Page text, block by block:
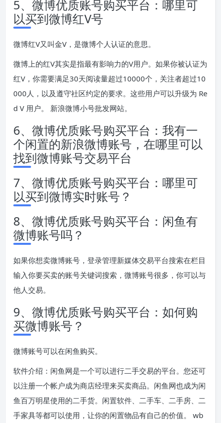
5、微博优质账号购买平台：哪里可
以买到微博红V号
微博红V又叫金V，是微博个人认证的意思。
微博上的红V其实是指最有影响力的V用户。如果你被认证为
红V，你需要满足30天阅读量超过10000个，关注者超过10
000人，以及遵守社区约定的要求。这些用户可以升级为 Re
d V 用户。 新浪微博小号批发网站。
6、微博优质账号购买平台：我有一
个闲置的新浪微博账号，在哪里可以
找到微博账号交易平台
7、微博优质账号购买平台：哪里可
以买到微博实时账号？
8、微博优质账号购买平台：闲鱼有
微博账号吗？
如果你想卖微博账号，登录管理新媒体交易平台搜索在栏目
输入你要买卖的账号关键词搜索，微博账号很多，你可以与
他人交易。
9、微博优质账号购买平台：如何购
买微博账号？
微博账号可以在闲鱼购买。
软件介绍：闲鱼网是一个可以进行二手交易的平台。您还可
以注册一个帐户成为商店经理来买卖商品。闲鱼网也成为闲
鱼百万明星使用的二手货。闲置软件、二手车、二手房、二
手家具等都可以使用，让你的闲置物品有自己的价值。 wb